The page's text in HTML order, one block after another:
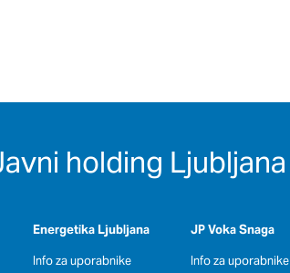
holding Ljubljana
Energetika Ljubljana
Info za uporabnike
JP Voka Snaga
Info za uporabnike